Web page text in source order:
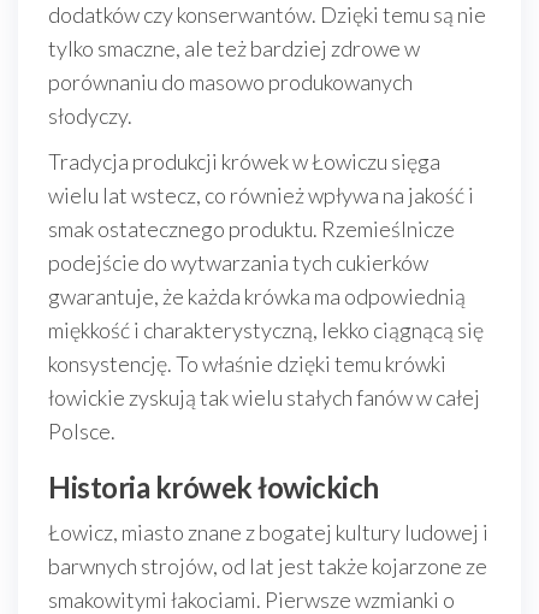
dodatków czy konserwantów. Dzięki temu są nie
tylko smaczne, ale też bardziej zdrowe w
porównaniu do masowo produkowanych
słodyczy.
Tradycja produkcji krówek w Łowiczu sięga
wielu lat wstecz, co również wpływa na jakość i
smak ostatecznego produktu. Rzemieślnicze
podejście do wytwarzania tych cukierków
gwarantuje, że każda krówka ma odpowiednią
miękkość i charakterystyczną, lekko ciągnącą się
konsystencję. To właśnie dzięki temu krówki
łowickie zyskują tak wielu stałych fanów w całej
Polsce.
Historia krówek łowickich
Łowicz, miasto znane z bogatej kultury ludowej i
barwnych strojów, od lat jest także kojarzone ze
smakowitymi łakociami. Pierwsze wzmianki o